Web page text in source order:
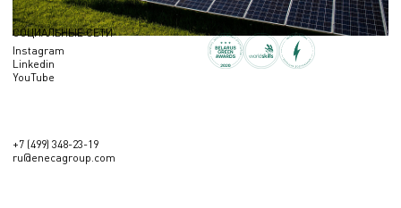
СОЦИАЛЬНЫЕ СЕТИ
Instagram
Linkedin
YouTube
+7 (499) 348-23-19
ru@enecagroup.com